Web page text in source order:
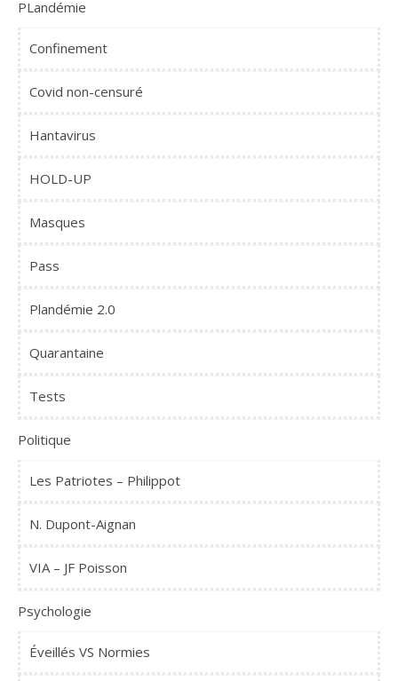
PLandémie
Confinement
Covid non-censuré
Hantavirus
HOLD-UP
Masques
Pass
Plandémie 2.0
Quarantaine
Tests
Politique
Les Patriotes – Philippot
N. Dupont-Aignan
VIA – JF Poisson
Psychologie
Éveillés VS Normies